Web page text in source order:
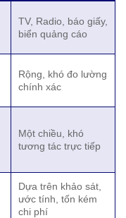
TV, Radio, báo giấy,
biển quảng cáo
Rộng, khó đo lường
chính xác
Một chiều, khó
tương tác trực tiếp
Dựa trên khảo sát,
ước tính, tốn kém
chi phí